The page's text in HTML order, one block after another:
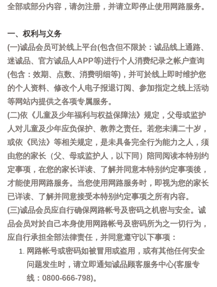
全部或部分内容，请勿注册，并请立即停止使用网路服务。
一、权利与义务
(一)诚品会员可於线上平台(包含但不限於：诚品线上通路、
迷诚品、官方诚品人APP等)进行个人消费纪录之帐户查询
(包含：效期、点数、消费明细等)，并可於线上即时维护您
的个人资料、修改个人电子报退订阅、参加指定之线上活动
等网站内提供之各项专属服务。
(二)依《儿童及少年福利与权益保障法》规定，父母或监护
人对儿童及少年应负保护、教养之责任。若您未满二十岁，
或依《民法》等相关规定，是未具备完全行为能力之人，须
由您的家长（父、母或监护人，以下同）陪同阅读本特别约
定事项，在您的家长详读、了解并同意本特别约定事项後，
才能使用网路服务。当您使用网路服务时，即视为您的家长
已详读、了解并同意接受本特别约定事项之所有内容。
(三)诚品会员应自行确保网路帐号及密码之机密与安全。诚
品会员对於自己本身使用网路帐号及密码所为之一切行为，
应自行承担全部法律责任，并同意遵守以下事项：
网路帐号或密码如被冒用或盗用，或有其他任何安全
问题发生时，请立即通知诚品顾客服务中心(客服专
线：0800-666-798)。